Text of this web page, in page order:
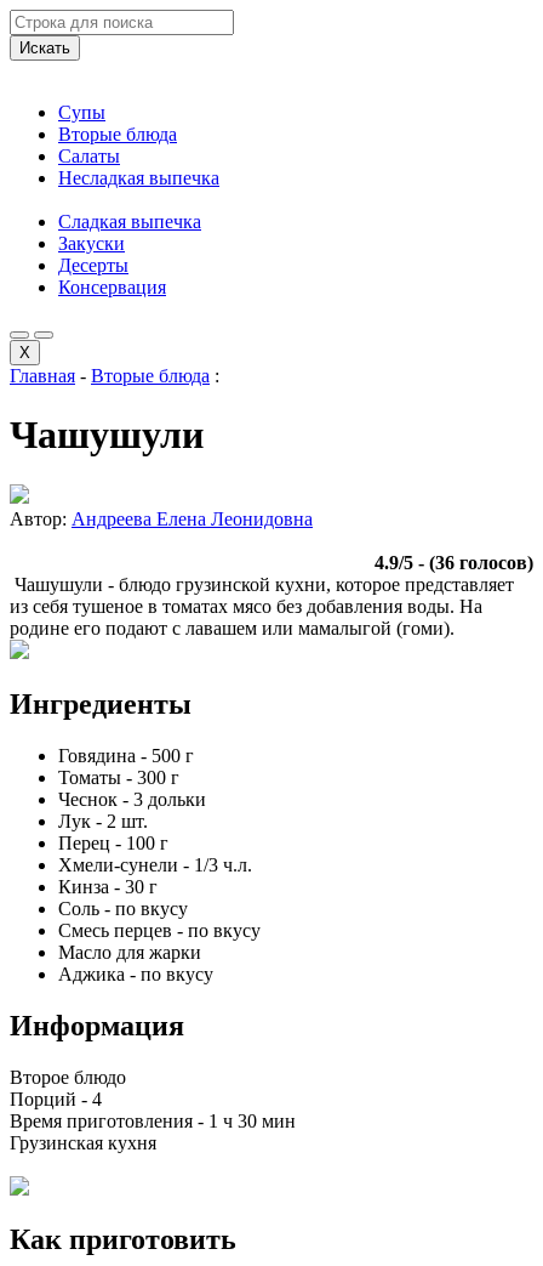
Искать
Супы
Вторые блюда
Салаты
Несладкая выпечка
Сладкая выпечка
Закуски
Десерты
Консервация
X
Главная - Вторые блюда :
Чашушули
Автор: Андреева Елена Леонидовна
4.9/5 - (36 голосов)
Чашушули - блюдо грузинской кухни, которое представляет
из себя тушеное в томатах мясо без добавления воды. На
родине его подают с лавашем или мамалыгой (гоми).
Ингредиенты
Говядина - 500 г
Томаты - 300 г
Чеснок - 3 дольки
Лук - 2 шт.
Перец - 100 г
Хмели-сунели - 1/3 ч.л.
Кинза - 30 г
Соль - по вкусу
Смесь перцев - по вкусу
Масло для жарки
Аджика - по вкусу
Информация
Второе блюдо
Порций - 4
Время приготовления - 1 ч 30 мин
Грузинская кухня
Как приготовить